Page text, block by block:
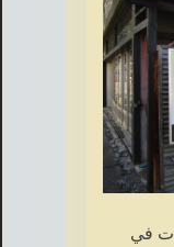
في